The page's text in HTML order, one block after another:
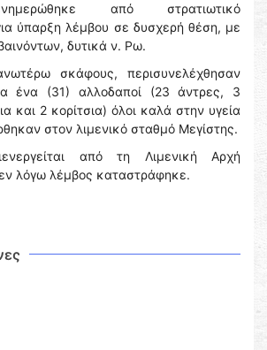
από στρατιωτικό
ύπαρξη λέμβου σε δυσχερή θέση, με
δυτικά ν. Ρω.
σκάφους, περισυνελέχθησαν
ένα (31) αλλοδαποί (23 άντρες, 3
και 2 κορίτσια) όλοι καλά στην υγεία
στον λιμενικό σταθμό Μεγίστης.
από τη Λιμενική Αρχή
λόγω λέμβος καταστράφηκε.